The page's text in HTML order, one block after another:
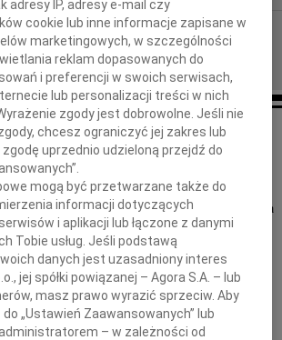
Warszawa
18.09.2009
Z wielkim żalem zawiadamiamy,
że w dniu 13 września 2009 roku
odeszła nasza ukochana Żona, Mama i Babcia
adresy IP, adresy e-mail czy
cookie lub inne informacje zapisane w
marketingowych, w szczególności
reklam dopasowanych do
i preferencji w swoich serwisach,
lub personalizacji treści w nich
zgody jest dobrowolne. Jeśli nie
chcesz ograniczyć jej zakres lub
uprzednio udzieloną przejdź do
mogą być przetwarzane także do
informacji dotyczących
i aplikacji lub łączone z danymi
Tobie usług. Jeśli podstawą
danych jest uzasadniony interes
jej spółki powiązanej – Agora S.A. – lub
masz prawo wyrazić sprzeciw. Aby
„Ustawień Zaawansowanych” lub
– w zależności od